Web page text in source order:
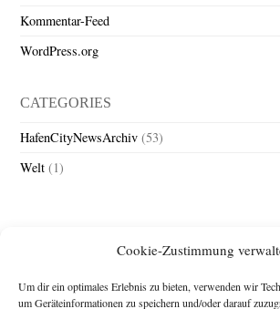
Cookie-Zustimmung
Um dir ein optimales Erlebnis zu bieten, verwenden wir
um Geräteinformationen zu speichern und/oder darauf
Kommentar-Feed
WordPress.org
CATEGORIES
HafenCityNewsArchiv (53)
Welt (1)